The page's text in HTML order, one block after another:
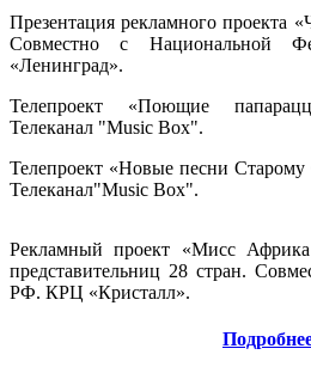
Презентация рекламного проекта
Совместно с Национальной
«Ленинград».
Телепроект «Поющие
Телеканал "Music Box".
Телепроект «Новые песни
Телеканал"Music Box".
Рекламный проект «Мисс
представительниц 28 стран.
РФ. КРЦ «Кристалл».